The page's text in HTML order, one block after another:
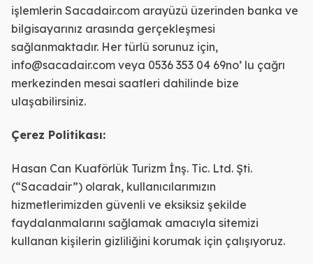
işlemlerin Sacadair.com arayüzü üzerinden banka ve
bilgisayarınız arasında gerçekleşmesi
sağlanmaktadır. Her türlü sorunuz için,
info@sacadair.com veya 0536 353 04 69no’ lu çağrı
merkezinden mesai saatleri dahilinde bize
ulaşabilirsiniz.
Çerez Politikası:
Hasan Can Kuaförlük Turizm İnş. Tic. Ltd. Şti.
(“Sacadair”) olarak, kullanıcılarımızın
hizmetlerimizden güvenli ve eksiksiz şekilde
faydalanmalarını sağlamak amacıyla sitemizi
kullanan kişilerin gizliliğini korumak için çalışıyoruz.